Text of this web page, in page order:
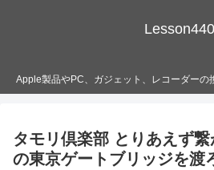
Lesson440
Apple製品やPC、ガジェット、レコーダーの
タモリ倶楽部 とりあえず
の東京ゲートブリッジを渡